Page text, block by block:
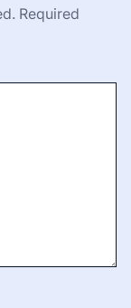
Required